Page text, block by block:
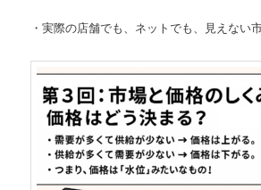
・実際の店舗でも、ネットでも、見えない